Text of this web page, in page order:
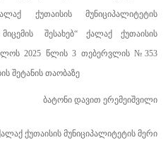
ქუთაისის
მუნიციპალიტეტის
მიცემის
შესახებ“ ქალაქ ქუთაისის
2025 წლის 3 თებერვლის №353
შეტანის თაობაზე
ბატონი დავით ერემეიშვილი
ქუთაისის მუნიციპალიტეტის მერი